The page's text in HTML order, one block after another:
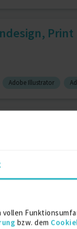
vollen
bzw. dem
Adobe Illustrator